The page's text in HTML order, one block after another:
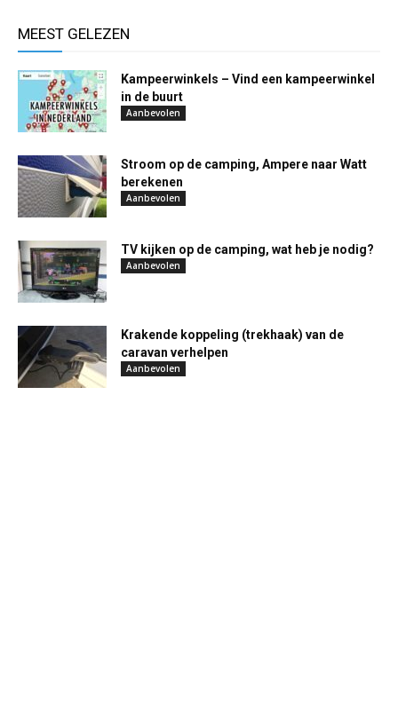
MEEST GELEZEN
Kampeerwinkels – Vind een kampeerwinkel
in de buurt
Aanbevolen
Stroom op de camping, Ampere naar Watt
berekenen
Aanbevolen
TV kijken op de camping, wat heb je nodig?
Aanbevolen
Krakende koppeling (trekhaak) van de
caravan verhelpen
Aanbevolen